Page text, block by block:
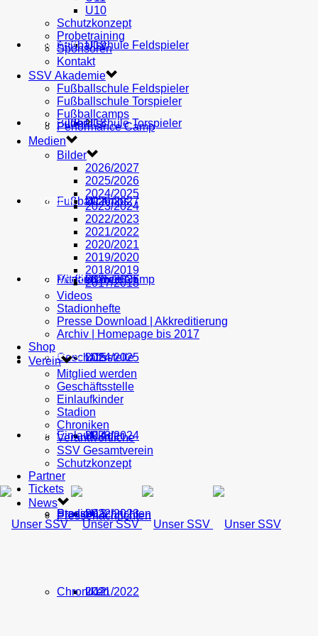
AH U19
U18
U17
U16
U15
U14
U13
U12
Fußballschule Feldspieler
Fußballschule Torspieler
Fußballcamps
Performance Camp
MEDIEN
Bilder
2026/2027
2025/2026
2024/2025
2023/2024
2022/2023
2021/2022
SHOP
VEREIN
Mitglied werden
Geschäftsstelle
Einlaufkinder
Stadion
Chroniken
PARTNER
TICKETS
NEWS
Pressenachrichten
U10
Schutzkonzept
Probetraining
Sponsoren
Kontakt
SSV Akademie
Fußballschule Feldspieler
Fußballschule Torspieler
Fußballcamps
Performance Camp
Medien
Bilder
2026/2027
2025/2026
2024/2025
2023/2024
2022/2023
2021/2022
2020/2021
2019/2020
2018/2019
2017/2018
Videos
Stadionhefte
Presse Download | Akkreditierung
Archiv | Homepage bis 2017
Shop
Verein
Mitglied werden
Geschäftsstelle
Einlaufkinder
Stadion
Chroniken
Verantwortliche
SSV Gesamtverein
Schutzkonzept
Partner
Tickets
News
Pressenachrichten